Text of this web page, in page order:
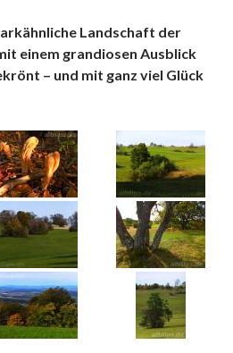
Landschaft der
einem grandiosen Ausblick
– und mit ganz viel Glück